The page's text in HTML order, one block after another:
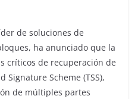
de soluciones de
ha anunciado que la
críticos de recuperación de
Signature Scheme (TSS),
de múltiples partes